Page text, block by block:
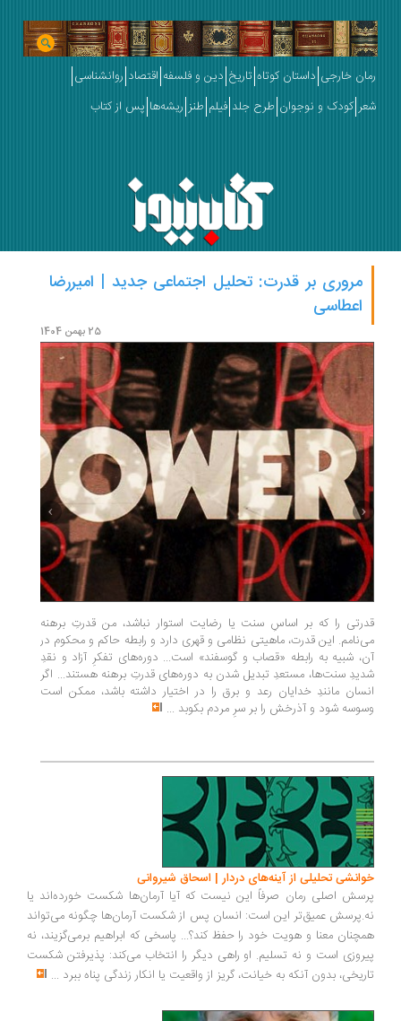
رمان خارجی داستان کوتاه تاریخ دین و فلسفه اقتصاد روانشناسی
شعر کودک و نوجوان طرح جلد فیلم طنز ریشه‌ها پس از کتاب
مروری بر قدرت: تحلیل اجتماعی جدید | امیررضا
اعطاسی
25 بهمن 1404
قدرتی را که بر اساسِ سنت یا رضایت استوار نباشد، من قدرتِ برهنه
می‌نامم. این قدرت، ماهیتی نظامی و قهری دارد و رابطه حاکم و محکوم در
آن، شبیه به رابطه «قصاب و گوسفند» است... دوره‌های تفکرِ آزاد و نقدِ
شدیدِ سنت‌ها، مستعدِ تبدیل شدن به دوره‌های قدرتِ برهنه هستند... اگر
انسان مانندِ خدایان رعد و برق را در اختیار داشته باشد، ممکن است
وسوسه شود و آذرخش را بر سرِ مردم بکوبد ...
خوانشی تحلیلی از آینه‌های دردار | اسحاق شیروانی
پرسش اصلی رمان صرفاً این نیست که آیا آرمان‌ها شکست خورده‌اند یا
نه.پرسش عمیق‌تر این است: انسان پس از شکست آرمان‌ها چگونه می‌تواند
همچنان معنا و هویت خود را حفظ کند؟... پاسخی که ابراهیم برمی‌گزیند، نه
پیروزی است و نه تسلیم. او راهی دیگر را انتخاب می‌کند: پذیرفتن شکست
تاریخی، بدون آنکه به خیانت، گریز از واقعیت یا انکار زندگی پناه ببرد ...